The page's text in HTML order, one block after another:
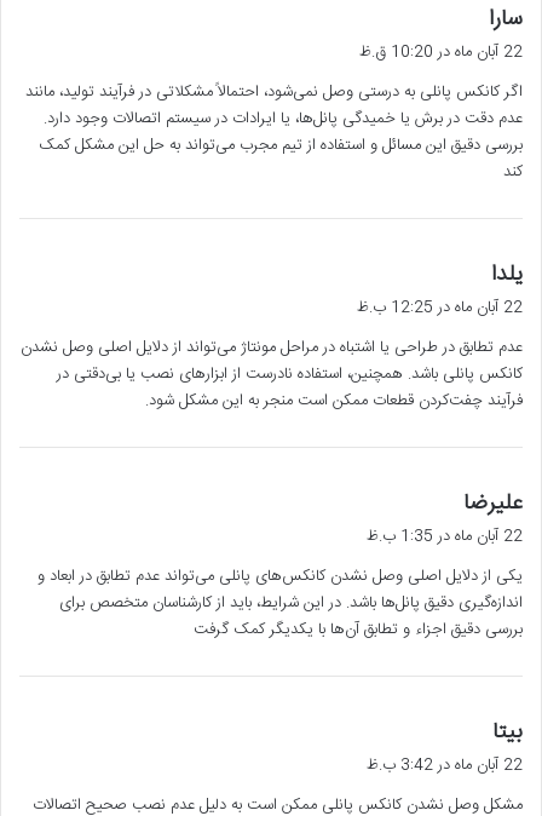
سارا
ت
:
22 آبان ماه در 10:20 ق.ظ
اگر کانکس پانلی به درستی وصل نمی‌شود، احتمالاً مشکلاتی در فرآیند تولید، مانند
عدم دقت در برش یا خمیدگی پانل‌ها، یا ایرادات در سیستم اتصالات وجود دارد.
بررسی دقیق این مسائل و استفاده از تیم مجرب می‌تواند به حل این مشکل کمک
کند
یلدا
ف
ت
:
22 آبان ماه در 12:25 ب.ظ
عدم تطابق در طراحی یا اشتباه در مراحل مونتاژ می‌تواند از دلایل اصلی وصل نشدن
کانکس پانلی باشد. همچنین، استفاده نادرست از ابزارهای نصب یا بی‌دقتی در
فرآیند چفت‌کردن قطعات ممکن است منجر به این مشکل شود.
علیرضا
ف
:
22 آبان ماه در 1:35 ب.ظ
یکی از دلایل اصلی وصل نشدن کانکس‌های پانلی می‌تواند عدم تطابق در ابعاد و
اندازه‌گیری دقیق پانل‌ها باشد. در این شرایط، باید از کارشناسان متخصص برای
بررسی دقیق اجزاء و تطابق آن‌ها با یکدیگر کمک گرفت
بیتا
ف
ت
:
22 آبان ماه در 3:42 ب.ظ
مشکل وصل نشدن کانکس پانلی ممکن است به دلیل عدم نصب صحیح اتصالات